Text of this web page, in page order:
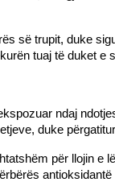
së trupit, duke
tuaj të duket e
ndaj
duke
për llojin